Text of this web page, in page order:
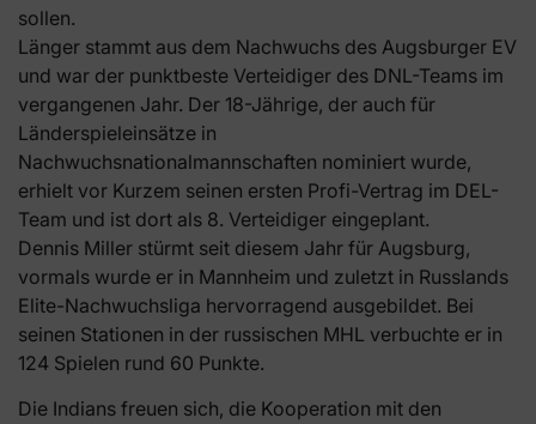
sollen.
Länger stammt aus dem Nachwuchs des Augsburger EV
und war der punktbeste Verteidiger des DNL-Teams im
vergangenen Jahr. Der 18-Jährige, der auch für
Länderspieleinsätze in
Nachwuchsnationalmannschaften nominiert wurde,
erhielt vor Kurzem seinen ersten Profi-Vertrag im DEL-
Team und ist dort als 8. Verteidiger eingeplant.
Dennis Miller stürmt seit diesem Jahr für Augsburg,
vormals wurde er in Mannheim und zuletzt in Russlands
Elite-Nachwuchsliga hervorragend ausgebildet. Bei
seinen Stationen in der russischen MHL verbuchte er in
124 Spielen rund 60 Punkte.
Die Indians freuen sich, die Kooperation mit den